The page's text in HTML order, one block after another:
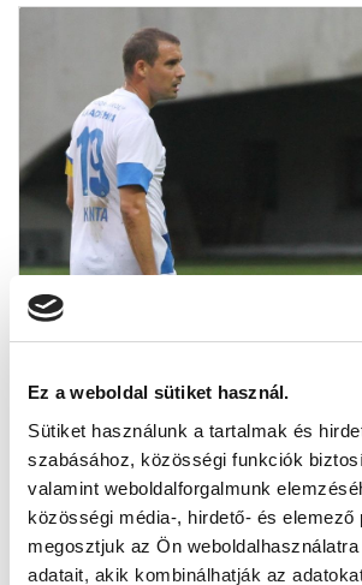
Ez a weboldal sütiket használ.
Sütiket használunk a tartalmak és
szabásához, közösségi funkciók
valamint weboldalforgalmunk
közösségi média-, hirdető- és elemező
megosztjuk az Ön
adatait, akik kombinálhatják az
ÜLŐHELYET KAPNAK AZ MTK